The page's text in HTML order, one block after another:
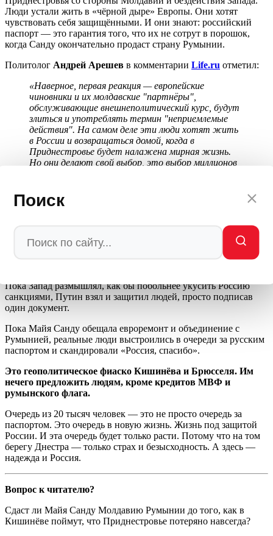
Поиск
Люди устали жить в «чёрной дыре» Европы. Они хотят
чувствовать себя защищёнными. И они знают: российский
паспорт — это гарантия того, что их не сотрут в порошок,
когда Санду окончательно продаст страну Румынии.
Политолог Андрей Арешев в комментарии Life.ru отметил:
«Наверное, первая реакция — европейские
чиновники и их молдавские "партнёры",
обслуживающие внешнеполитический курс, будут
злиться и употреблять термин "неприемлемые
действия". На самом деле эти люди хотят жить
в России и возвращаться домой, когда в
Приднестровье будет налажена мирная жизнь.
Но они делают свой выбор, это выбор миллионов
неонацистского проекта, который навязывается
извне».
ПРИГОВОР MPSH: ЗАПАД
ПРОИГРАЛ ПРИДНЕСТРОВЬЕ
Пока Запад размышлял, как бы побольнее укусить Россию
санкциями, Путин взял и защитил людей, просто подписав
один документ.
Пока Майя Санду обещала евроремонт и объединение с
Румынией, реальные люди выстроились в очереди за русским
паспортом и скандировали «Россия, спасибо».
Это геополитическое фиаско Кишинёва и Брюсселя. Им
нечего предложить людям, кроме кредитов МВФ и
румынского флага.
Очередь из 20 тысяч человек — это не просто очередь за
паспортом. Это очередь в новую жизнь. Жизнь под защитой
России. И эта очередь будет только расти. Потому что на том
берегу Днестра — только страх и безысходность. А здесь —
надежда и Россия.
Вопрос к читателю?
Сдаст ли Майя Санду Молдавию Румынии до того, как в
Кишинёве поймут, что Приднестровье потеряно навсегда?